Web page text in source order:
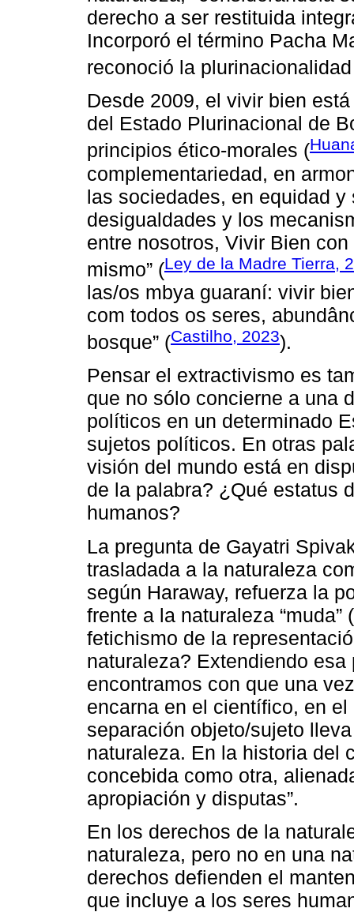
derecho a ser restituida
Incorporó el término Pacha
reconoció la
Desde 2009, el vivir bien
del Estado Plurinacional de
principios ético-morales (
complementariedad, en
las sociedades, en equidad
desigualdades y los
entre nosotros, Vivir Bien
mismo” (Ley de la Madre Tierra,
las/os mbya guaraní: vivir
com todos os seres,
bosque” (Castilho, 2023).
Pensar el extractivismo es
que no sólo concierne a una
políticos en un determinado
sujetos políticos. En otras
visión del mundo está en
de la palabra? ¿Qué estatus
humanos?
La pregunta de Gayatri
trasladada a la naturaleza
según Haraway, refuerza la
frente a la naturaleza
fetichismo de la
naturaleza? Extendiendo
encontramos con que una
encarna en el científico, en
separación objeto/sujeto
naturaleza. En la historia del
concebida como otra,
apropiación y disputas”.
En los derechos de la
naturaleza, pero no en una
derechos defienden el
que incluye a los seres